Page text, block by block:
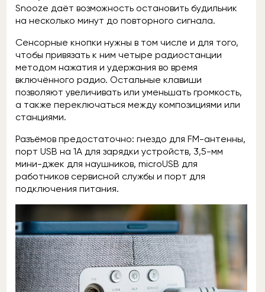
Snooze даёт возможность остановить будильник
на несколько минут до повторного сигнала.
Сенсорные кнопки нужны в том числе и для того,
чтобы привязать к ним четыре радиостанции
методом нажатия и удержания во время
включённого радио. Остальные клавиши
позволяют увеличивать или уменьшать громкость,
а также переключаться между композициями или
станциями.
Разъёмов предостаточно: гнездо для FM-антенны,
порт USB на 1А для зарядки устройств, 3,5-мм
мини-джек для наушников, microUSB для
работников сервисной службы и порт для
подключения питания.